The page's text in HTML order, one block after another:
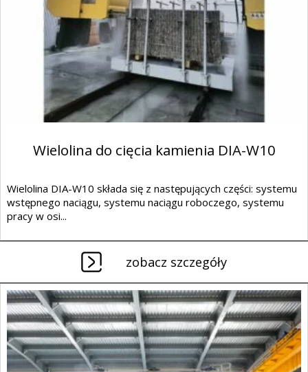
Wielolina do cięcia kamienia DIA-W10
Wielolina DIA-W10 składa się z następujących części: systemu
wstępnego naciągu, systemu naciągu roboczego, systemu
pracy w osi...
zobacz szczegóły